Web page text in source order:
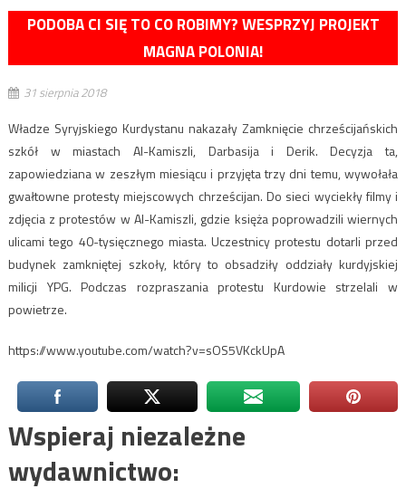
PODOBA CI SIĘ TO CO ROBIMY? WESPRZYJ PROJEKT
MAGNA POLONIA!
31 sierpnia 2018
Władze Syryjskiego Kurdystanu nakazały Zamknięcie chrześcijańskich
szkół w miastach Al-Kamiszli, Darbasija i Derik. Decyzja ta,
zapowiedziana w zeszłym miesiącu i przyjęta trzy dni temu, wywołała
gwałtowne protesty miejscowych chrześcijan. Do sieci wyciekły filmy i
zdjęcia z protestów w Al-Kamiszli, gdzie księża poprowadzili wiernych
ulicami tego 40-tysięcznego miasta. Uczestnicy protestu dotarli przed
budynek zamkniętej szkoły, który to obsadziły oddziały kurdyjskiej
milicji YPG. Podczas rozpraszania protestu Kurdowie strzelali w
powietrze.
https://www.youtube.com/watch?v=sOS5VKckUpA
Wspieraj niezależne
wydawnictwo: